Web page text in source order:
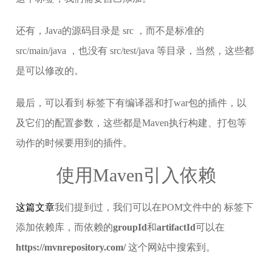
还有，Java的源码目录是 src ，而不是标准的
src/main/java ，也没有 src/test/java 等目录，当然，这些都
是可以修改的。
最后，可以看到标签下有编译器和打war包的插件，以
及它们的配置参数，这些都是Maven执行构建、打包等
动作的时候要用到的插件。
使用Maven引入依赖
这篇文章我们提到过，我们可以在POM文件中的标签下
添加依赖库，而依赖的groupId和artifactId可以在
https://mvnrepository.com/这个网站中搜索到。